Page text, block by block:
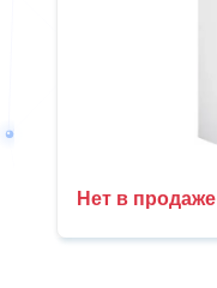
Нет в продаже